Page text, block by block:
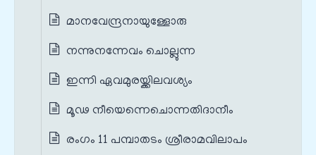
മാനവേന്ദ്രനായുള്ളോരു
നന്നുനന്നേവം ചൊല്ലുന്ന
ഇന്നി ഏവമുരയ്ക്കിലവശ്യം
മൂഢ നീയെന്നെചൊന്നതിദാനീം
രംഗം 11 പമ്പാതടം ശ്രീരാമവിലാപം